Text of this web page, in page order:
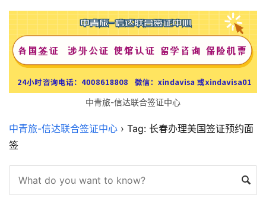
中青旅-信达联合签证中心
中青旅-信达联合签证中心 › Tag: 长春办理美国签证预约面
签